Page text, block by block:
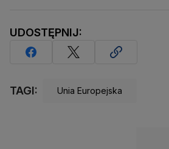
UDOSTĘPNIJ:
TAGI: Unia Europejska